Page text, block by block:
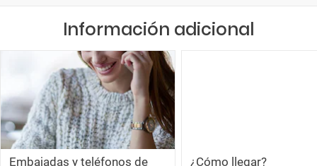
Información adicional
Embajadas y teléfonos de
¿Cómo llegar?